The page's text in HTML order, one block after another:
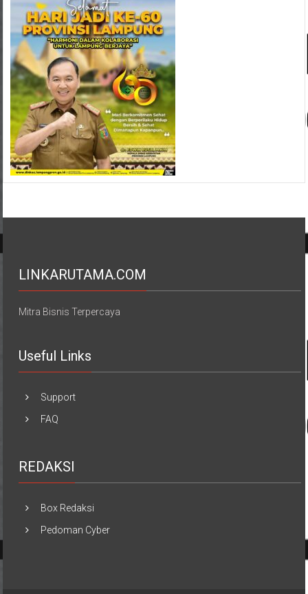
LINKARUTAMA.COM
Mitra Bisnis Terpercaya
Useful Links
Support
FAQ
REDAKSI
Box Redaksi
Pedoman Cyber